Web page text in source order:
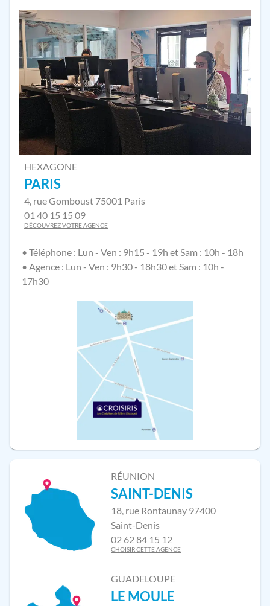
HEXAGONE
PARIS
4, rue Gomboust 75001 Paris
01 40 15 15 09
DÉCOUVREZ VOTRE AGENCE
• Téléphone : Lun - Ven : 9h15 - 19h et Sam : 10h - 18h
• Agence : Lun - Ven : 9h30 - 18h30 et Sam : 10h -
17h30
RÉUNION
SAINT-DENIS
18, rue Rontaunay 97400
Saint-Denis
02 62 84 15 12
CHOISIR CETTE AGENCE
GUADELOUPE
LE MOULE